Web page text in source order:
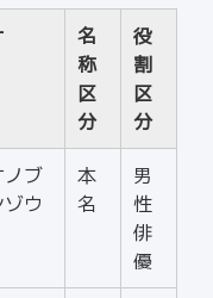
名
称
区
分
役
割
区
分
ノブ
ウ
本
名
男
性
俳
優